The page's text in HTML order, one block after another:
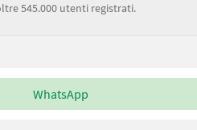
545.000 utenti registrati.
WhatsApp